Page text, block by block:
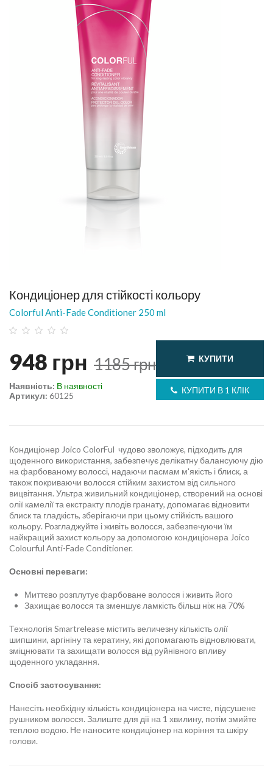
Кондиціонер для стійкості кольору
Colorful Anti-Fade Conditioner 250 ml
948 грн 1185грн КУПИТИ
КУПИТИ В 1 КЛІК
Артикул: 60125
Наявність: В наявності
Кондиціонер Joico ColorFul чудово зволожує, підходить для
щоденного використання, забезпечує делікатну балансуючу дію
на фарбованому волоссі, надаючи пасмам м'якість і блиск, а
також покриваючи волосся стійким захистом від сильного
вицвітання. Ультра живильний кондиціонер, створений на основі
олії камелії та екстракту плодів гранату, допомагає відновити
блиск та гладкість, зберігаючи при цьому стійкість вашого
кольору. Розгладжуйте і живіть волосся, забезпечуючи їм
найкращий захист кольору за допомогою кондиціонера Joico
Colourful Anti-Fade Conditioner.
Основні переваги:
Миттєво розплутує фарбоване волосся і живить його
Захищає волосся та зменшує ламкість більш ніж на 70%
Технологія Smartrelease містить величезну кількість олії
шипшини, аргініну та кератину, які допомагають відновлювати,
зміцнювати та захищати волосся від руйнівного впливу
щоденного укладання.
Спосіб застосування:
Нанесіть необхідну кількість кондиціонера на чисте, підсушене
рушником волосся. Залиште для дії на 1 хвилину, потім змийте
теплою водою. Не наносите кондиціонер на коріння та шкіру
голови.